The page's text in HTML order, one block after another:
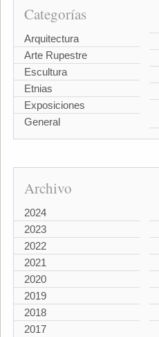
Categorías
Arquitectura
Arte Rupestre
Escultura
Etnias
Exposiciones
General
Archivo
2024
2023
2022
2021
2020
2019
2018
2017